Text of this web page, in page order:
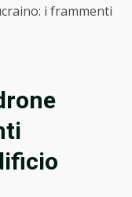
i frammenti